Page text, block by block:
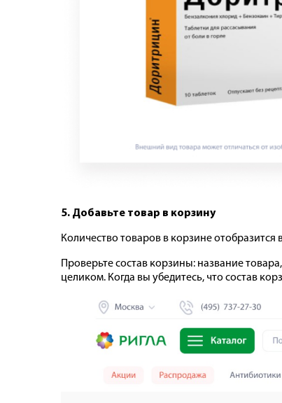
5. Добавьте товар в корзину
Количество товаров в корзине отобразится
Проверьте состав корзины: название
целиком. Когда вы убедитесь, что состав